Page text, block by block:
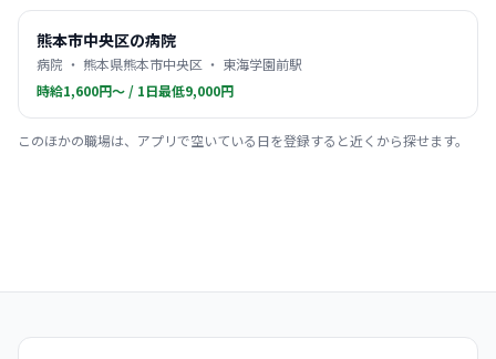
熊本市中央区の病院
病院 ・ 熊本県熊本市中央区 ・ 東海学園前駅
時給1,600円〜 / 1日最低9,000円
このほかの職場は、アプリで空いている日を登録すると近くから探せます。